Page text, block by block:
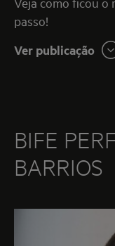
passo!
Ver publicação
BIFE
BARRIOS